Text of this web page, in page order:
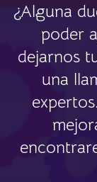
¿Alguna
poder
dejarnos
una